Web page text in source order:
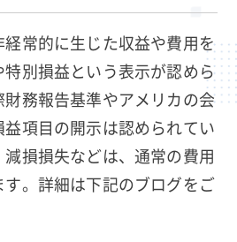
常的に生じた収益や費用を
別損益という表示が認めら
務報告基準やアメリカの会
項目の開示は認められてい
損損失などは、通常の費用
。詳細は下記のブログをご